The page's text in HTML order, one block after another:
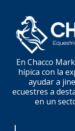
En Chacco
hípica con la
ayudar a
ecuestres a
en un